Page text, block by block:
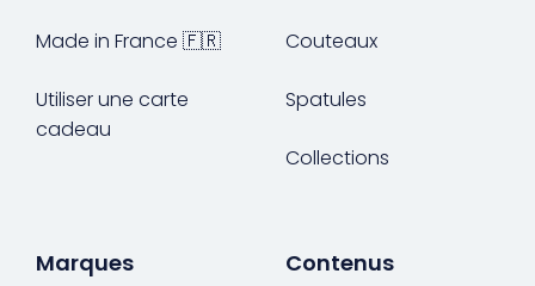
Made in France 🇫🇷
Utiliser une carte
cadeau
Couteaux
Spatules
Collections
Marques Contenus